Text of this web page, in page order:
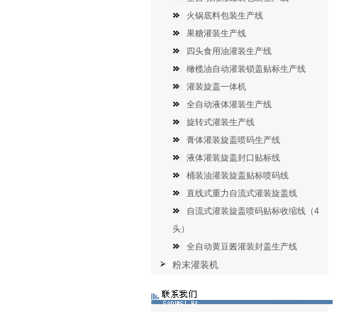
火锅底料包装生产线
果糖灌装生产线
四头食用油灌装生产线
橄榄油自动灌装锁盖贴标生产线
灌装旋盖一体机
全自动液体灌装生产线
旋转式灌装生产线
膏体灌装旋盖喷码生产线
液体灌装旋盖封口贴标线
桶装油灌装旋盖贴标喷码线
直线式重力自流式灌装旋盖线
自流式灌装旋盖喷码贴标收缩线（4
头）
全自动黄豆酱灌装封盖生产线
粉末灌装机